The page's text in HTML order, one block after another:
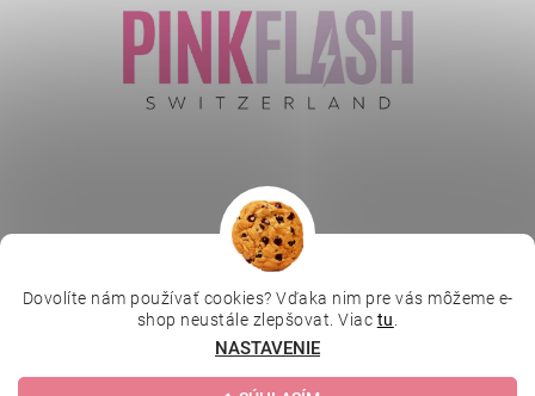
Vložením hodnotenie súhlasíte spodmienkami ochrany
osobných údajov.
Depilujeme.cz | Kosmetická škola | Online kosmetické kurzy |
MikroArt | Ella Baché
Dovolíte nám používať cookies? Vďaka nim pre vás môžeme e-
shop neustále zlepšovat. Viac tu
NASTAVENIE